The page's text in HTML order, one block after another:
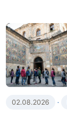
02.08.2026 ·